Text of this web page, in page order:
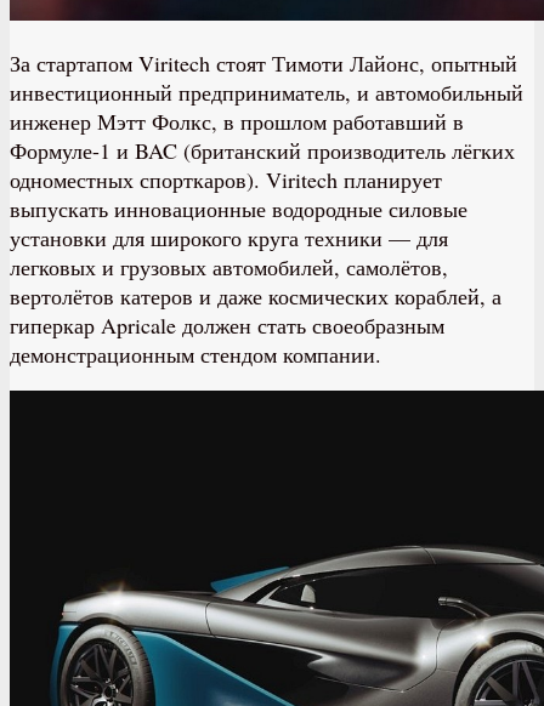
За стартапом Viritech стоят Тимоти Лайонс, опытный
инвестиционный предприниматель, и автомобильный
инженер Мэтт Фолкс, в прошлом работавший в
Формуле-1 и BAC (британский производитель лёгких
одноместных спорткаров). Viritech планирует
выпускать инновационные водородные силовые
установки для широкого круга техники — для
легковых и грузовых автомобилей, самолётов,
вертолётов катеров и даже космических кораблей, а
гиперкар Apricale должен стать своеобразным
демонстрационным стендом компании.